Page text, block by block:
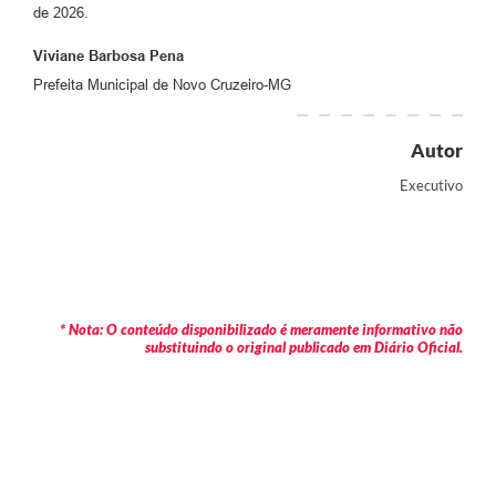
de 2026.
Viviane Barbosa Pena
Prefeita Municipal de Novo Cruzeiro-MG
Autor
Executivo
* Nota: O conteúdo disponibilizado é meramente informativo não
substituindo o original publicado em Diário Oficial.